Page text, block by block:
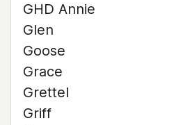
GHD Annie
Glen
Goose
Grace
Grettel
Griff